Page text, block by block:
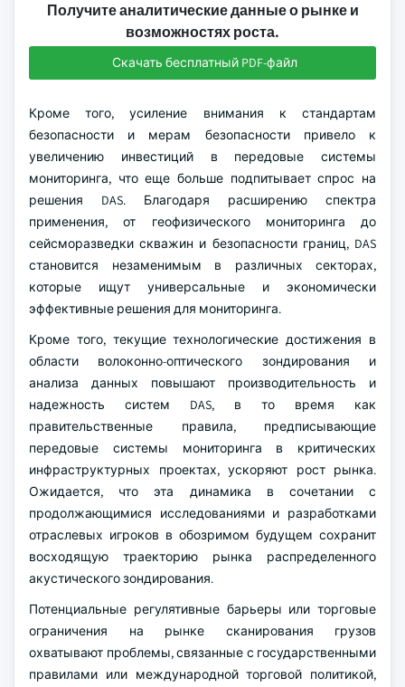
Получите аналитические данные о рынке и
возможностях роста.
Скачать бесплатный PDF-файл
Кроме того, усиление внимания к стандартам
безопасности и мерам безопасности привело к
увеличению инвестиций в передовые системы
мониторинга, что еще больше подпитывает спрос на
решения DAS. Благодаря расширению спектра
применения, от геофизического мониторинга до
сейсморазведки скважин и безопасности границ, DAS
становится незаменимым в различных секторах,
которые ищут универсальные и экономически
эффективные решения для мониторинга.
Кроме того, текущие технологические достижения в
области волоконно-оптического зондирования и
анализа данных повышают производительность и
надежность систем DAS, в то время как
правительственные правила, предписывающие
передовые системы мониторинга в критических
инфраструктурных проектах, ускоряют рост рынка.
Ожидается, что эта динамика в сочетании с
продолжающимися исследованиями и разработками
отраслевых игроков в обозримом будущем сохранит
восходящую траекторию рынка распределенного
акустического зондирования.
Потенциальные регулятивные барьеры или торговые
ограничения на рынке сканирования грузов
охватывают проблемы, связанные с государственными
правилами или международной торговой политикой,